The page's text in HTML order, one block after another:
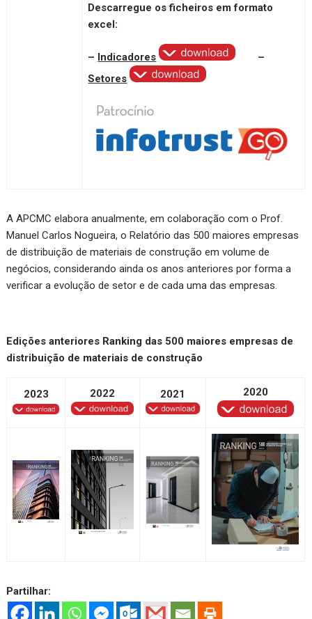
Descarregue os ficheiros em formato
excel:
– Indicadores
–
Setores
A APCMC elabora anualmente, em colaboração com o Prof.
Manuel Carlos Nogueira, o Relatório das 500 maiores empresas
de distribuição de materiais de construção em volume de
negócios, considerando ainda os anos anteriores por forma a
verificar a evolução de setor e de cada uma das empresas.
Edições anteriores Ranking das 500 maiores empresas de
distribuição de materiais de construção
2023 2022 2021 2020
Partilhar: